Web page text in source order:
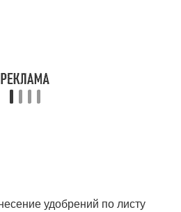
удобрений по листу